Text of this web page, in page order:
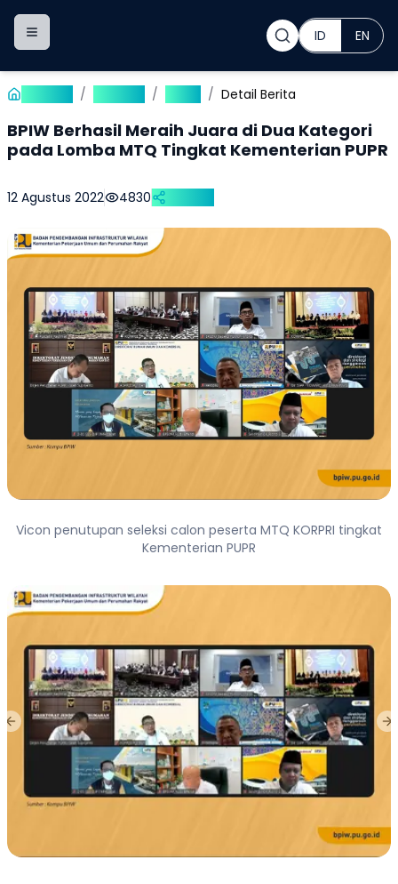
Toggle navigation menu ID EN
/ / / Detail Berita
BPIW Berhasil Meraih Juara di Dua Kategori
pada Lomba MTQ Tingkat Kementerian PUPR
12 Agustus 2022 4830
Vicon penutupan seleksi calon peserta MTQ KORPRI tingkat
Kementerian PUPR
Previous slide